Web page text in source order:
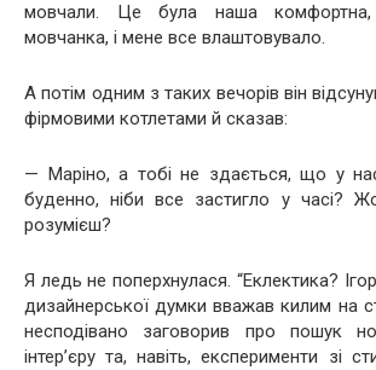
мовчали. Це була наша комфортна,
мовчанка, і мене все влаштовувало.
А потім одним з таких вечорів він
фірмовими котлетами й сказав:
— Маріно, а тобі не здається, що у
буденно, ніби все застигло у часі?
розумієш?
Я ледь не поперхнулася. “Еклектика?
дизайнерської думки вважав килим на
несподівано заговорив про пошук
інтер’єру та, навіть, експерименти зі